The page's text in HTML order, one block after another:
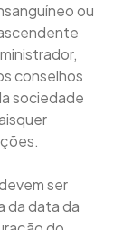
ou
conselhos
sociedade
ser
da data da